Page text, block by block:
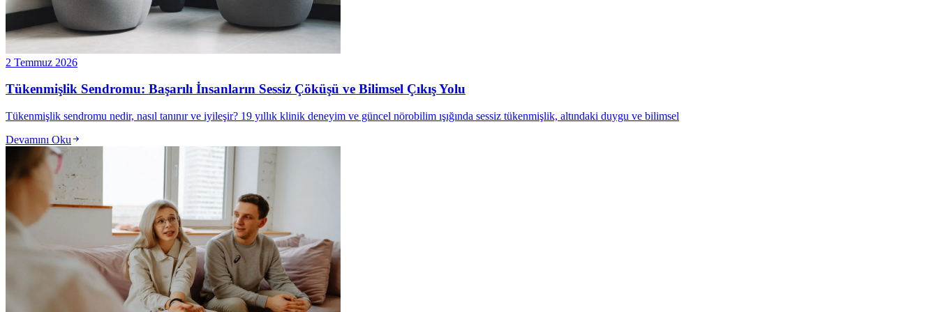
2 Temmuz 2026
Tükenmişlik Sendromu: Başarılı İnsanların Sessiz Çöküşü ve Bilimsel Çıkış Yolu
Tükenmişlik sendromu nedir, nasıl tanınır ve iyileşir? 19 yıllık klinik deneyim ve güncel nörobilim ışığında sessiz tükenmişlik, altındaki duygu ve bilimsel
Devamını Oku